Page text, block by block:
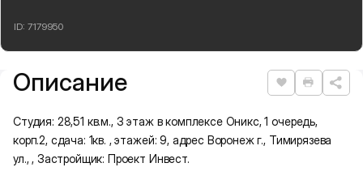
ID: 7179950
Подробная информация
Описание Нравится
Студия: 28,51 кв.м., 3 этаж в комплексе Оникс, 1 очередь,
корп.2, сдача: 1кв. , этажей: 9, адрес Воронеж г., Тимирязева
ул., , Застройщик: Проект Инвест.